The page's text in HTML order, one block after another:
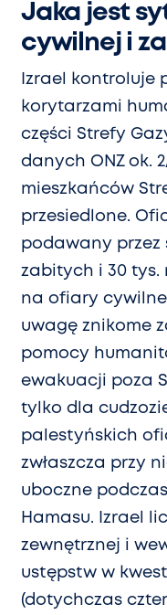
Jaka jest
cywilnej i
Izrael kontroluje
korytarzami
części Strefy
danych ONZ ok.
mieszkańców
przesiedlone.
podawany przez
zabitych i 30 tys.
na ofiary cywilne
uwagę znikome
pomocy
ewakuacji poza
tylko dla
palestyńskich
zwłaszcza przy
uboczne
Hamasu. Izrael
zewnętrznej i
ustępstw w
(dotychczas